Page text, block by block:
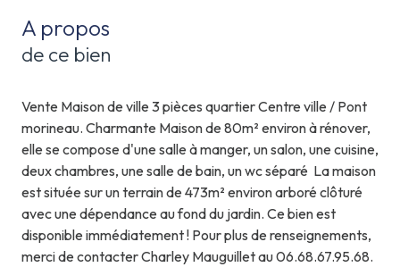
A propos
de ce bien
Vente Maison de ville 3 pièces quartier Centre ville / Pont
morineau. Charmante Maison de 80m² environ à rénover,
elle se compose d'une salle à manger, un salon, une cuisine,
deux chambres, une salle de bain, un wc séparé La maison
est située sur un terrain de 473m² environ arboré clôturé
avec une dépendance au fond du jardin. Ce bien est
disponible immédiatement ! Pour plus de renseignements,
merci de contacter Charley Mauguillet au 06.68.67.95.68.